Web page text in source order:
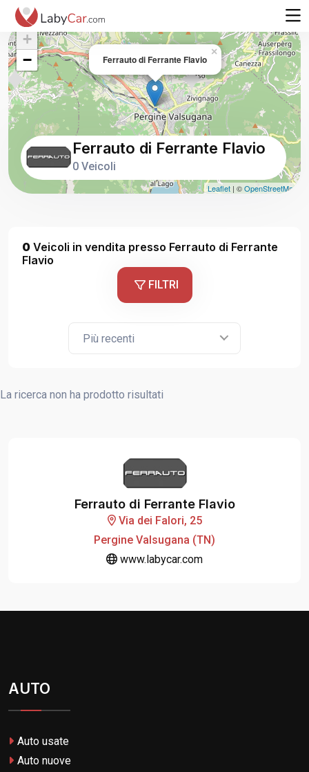
Ferrauto di Ferrante Flavio
×
+
−
Leaflet | ©OpenStreetMap
Ferrauto di Ferrante Flavio
0 Veicoli
0 Veicoli in vendita presso Ferrauto di Ferrante
Flavio
FILTRI
Più recenti
La ricerca non ha prodotto risultati
Ferrauto di Ferrante Flavio
Via dei Falori, 25
Pergine Valsugana (TN)
www.labycar.com
AUTO
Auto usate
Auto nuove